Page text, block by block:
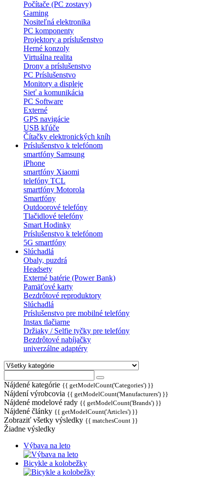
Počítače (PC zostavy)
Gaming
Nositeľná elektronika
PC komponenty
Projektory a príslušenstvo
Herné konzoly
Virtuálna realita
Drony a príslušenstvo
PC Príslušenstvo
Monitory a displeje
Sieť a komunikácia
PC Software
Externé
GPS navigácie
USB kľúče
Čítačky elektronických kníh
Príslušenstvo k telefónom
smartfóny Samsung
iPhone
smartfóny Xiaomi
telefóny TCL
smartfóny Motorola
Smartfóny
Outdoorové telefóny
Tlačidlové telefóny
Smart Hodinky
Príslušenstvo k telefónom
5G smartfóny
Slúchadlá
Obaly, puzdrá
Headsety
Externé batérie (Power Bank)
Pamäťové karty
Bezdrôtové reproduktory
Slúchadlá
Príslušenstvo pre mobilné telefóny
Instax tlačiarne
Držiaky / Selfie tyčky pre telefóny
Bezdrôtové nabíjačky
univerzálne adaptéry
Nájdené kategórie {{ getModelCount('Categories') }}
Nájdení výrobcovia {{ getModelCount('Manufacturers') }}
Nájdené modelové rady {{ getModelCount('Brands') }}
Nájdené články {{ getModelCount('Articles') }}
Zobraziť všetky výsledky {{ matchesCount }}
Žiadne výsledky
Výbava na leto
Bicykle a kolobežky